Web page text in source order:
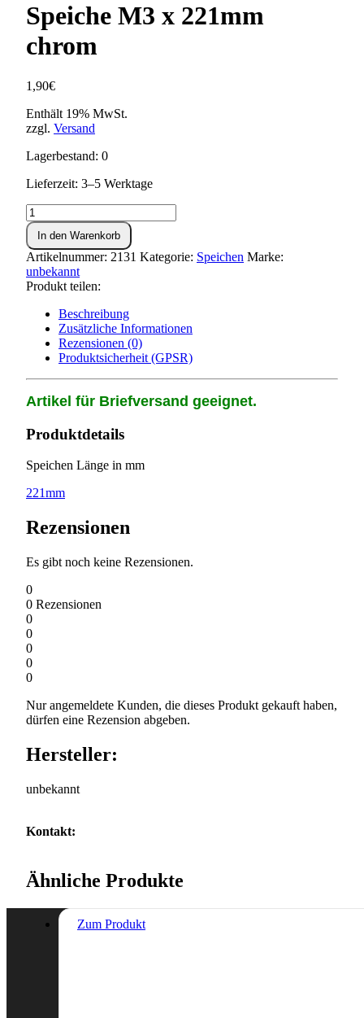
Speiche M3 x 221mm
chrom
1,90€
Enthält 19% MwSt.
zzgl. Versand
Lagerbestand: 0
Lieferzeit: 3–5 Werktage
Speiche
M3
x
221mm
chrom
Menge
In den Warenkorb
Artikelnummer: 2131 Kategorie: Speichen Marke:
unbekannt
Produkt teilen:
Beschreibung
Zusätzliche Informationen
Rezensionen (0)
Produktsicherheit (GPSR)
Artikel für Briefversand geeignet.
Produktdetails
Speichen Länge in mm
221mm
Rezensionen
Es gibt noch keine Rezensionen.
0
0 Rezensionen
0
0
0
0
0
Nur angemeldete Kunden, die dieses Produkt gekauft haben,
dürfen eine Rezension abgeben.
Hersteller:
unbekannt
Kontakt:
Ähnliche Produkte
Zum Produkt